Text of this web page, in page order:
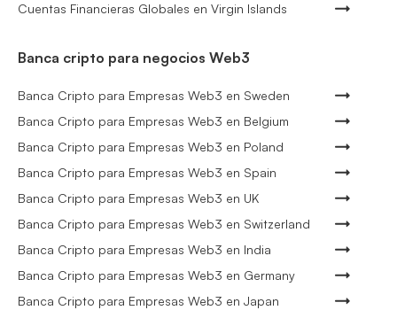
Cuentas Financieras Globales en Virgin Islands
Banca cripto para negocios Web3
Banca Cripto para Empresas Web3 en Sweden
Banca Cripto para Empresas Web3 en Belgium
Banca Cripto para Empresas Web3 en Poland
Banca Cripto para Empresas Web3 en Spain
Banca Cripto para Empresas Web3 en UK
Banca Cripto para Empresas Web3 en Switzerland
Banca Cripto para Empresas Web3 en India
Banca Cripto para Empresas Web3 en Germany
Banca Cripto para Empresas Web3 en Japan